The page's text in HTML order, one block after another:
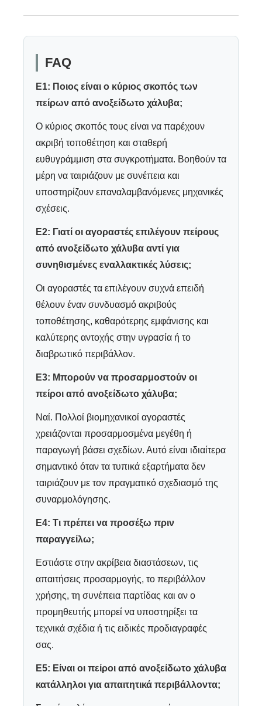
FAQ
Ε1: Ποιος είναι ο κύριος σκοπός των
πείρων από ανοξείδωτο χάλυβα;
Ο κύριος σκοπός τους είναι να παρέχουν
ακριβή τοποθέτηση και σταθερή
ευθυγράμμιση στα συγκροτήματα. Βοηθούν τα
μέρη να ταιριάζουν με συνέπεια και
υποστηρίζουν επαναλαμβανόμενες μηχανικές
σχέσεις.
Ε2: Γιατί οι αγοραστές επιλέγουν πείρους
από ανοξείδωτο χάλυβα αντί για
συνηθισμένες εναλλακτικές λύσεις;
Οι αγοραστές τα επιλέγουν συχνά επειδή
θέλουν έναν συνδυασμό ακριβούς
τοποθέτησης, καθαρότερης εμφάνισης και
καλύτερης αντοχής στην υγρασία ή το
διαβρωτικό περιβάλλον.
Ε3: Μπορούν να προσαρμοστούν οι
πείροι από ανοξείδωτο χάλυβα;
Ναί. Πολλοί βιομηχανικοί αγοραστές
χρειάζονται προσαρμοσμένα μεγέθη ή
παραγωγή βάσει σχεδίων. Αυτό είναι ιδιαίτερα
σημαντικό όταν τα τυπικά εξαρτήματα δεν
ταιριάζουν με τον πραγματικό σχεδιασμό της
συναρμολόγησης.
Ε4: Τι πρέπει να προσέξω πριν
παραγγείλω;
Εστιάστε στην ακρίβεια διαστάσεων, τις
απαιτήσεις προσαρμογής, το περιβάλλον
χρήσης, τη συνέπεια παρτίδας και αν ο
προμηθευτής μπορεί να υποστηρίξει τα
τεχνικά σχέδια ή τις ειδικές προδιαγραφές
σας.
Ε5: Είναι οι πείροι από ανοξείδωτο χάλυβα
κατάλληλοι για απαιτητικά περιβάλλοντα;